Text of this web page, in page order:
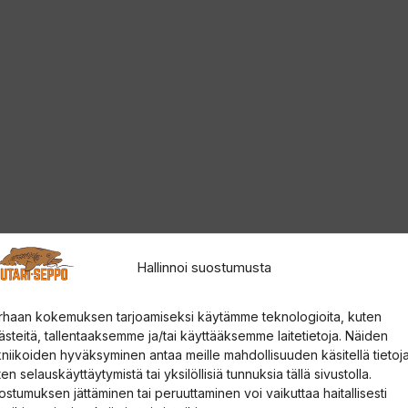
Hallinnoi suostumusta
kokemuksen tarjoamiseksi käytämme teknologioita, kuten
tallentaaksemme ja/tai käyttääksemme laitetietoja. Näiden
hyväksyminen antaa meille mahdollisuuden käsitellä
selauskäyttäytymistä tai yksilöllisiä tunnuksia tällä sivustolla.
jättäminen tai peruuttaminen voi vaikuttaa haitallisesti
sekä pilvisiin päiviin ja iltoihin.
parhaan yhdistelmän todelliseen värinsiirtoon ja
aurinkoisessa ja kirkkaissa olosuhteissa.